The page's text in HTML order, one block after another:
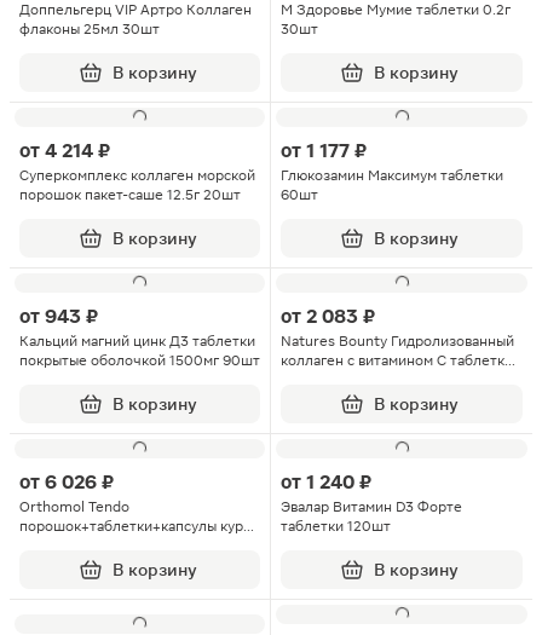
Доппельгерц VIP Артро Коллаген
флаконы 25мл 30шт
В корзину
М Здоровье Мумие таблетки 0.2г
30шт
В корзину
от 4 214 ₽
Суперкомплекс коллаген морской
порошок пакет-саше 12.5г 20шт
В корзину
от 1 177 ₽
Глюкозамин Максимум таблетки
60шт
В корзину
от 943 ₽
Кальций магний цинк Д3 таблетки
покрытые оболочкой 1500мг 90шт
В корзину
от 2 083 ₽
Natures Bounty Гидролизованный
коллаген с витамином С таблетки
В корзину
от 6 026 ₽
Orthomol Tendo
порошок+таблетки+капсулы курс
В корзину
от 1 240 ₽
Эвалар Витамин D3 Форте
таблетки 120шт
В корзину